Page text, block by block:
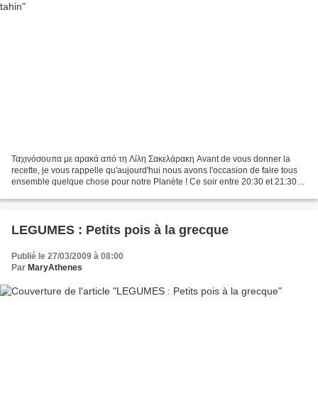
Ταχινόσουπα με αρακά από τη Λίλη Σακελάρακη Avant de vous donner la
recette, je vous rappelle qu'aujourd'hui nous avons l'occasion de faire tous
ensemble quelque chose pour notre Planète ! Ce soir entre 20:30 et 21:30
LEGUMES : Petits pois à la grecque
Publié le 27/03/2009 à 08:00
Par MaryAthenes